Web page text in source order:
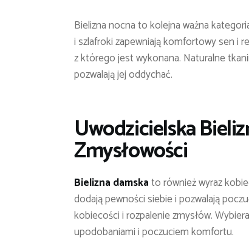
Bielizna nocna to kolejna ważna
i szlafroki zapewniają komfortowy sen i
z którego jest wykonana. Naturalne
pozwalają jej oddychać.
Uwodzicielska
Zmysłowości
Bielizna damskato również wyraz
dodają pewności siebie i pozwalają
kobiecości i rozpalenie zmysłów.
upodobaniami i poczuciem komfortu.